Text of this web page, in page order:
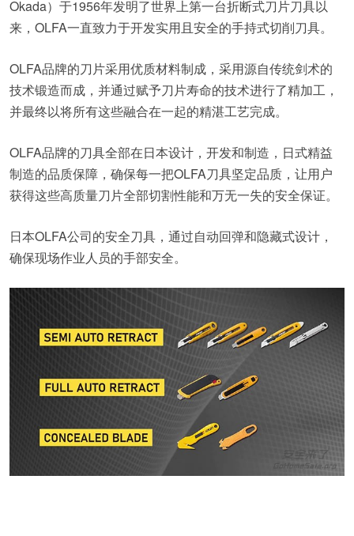
Okada）于1956年发明了世界上第一台折断式刀片刀具以
来，OLFA一直致力于开发实用且安全的手持式切削刀具。
OLFA品牌的刀片采用优质材料制成，采用源自传统剑术的
技术锻造而成，并通过赋予刀片寿命的技术进行了精加工，
并最终以将所有这些融合在一起的精湛工艺完成。
OLFA品牌的刀具全部在日本设计，开发和制造，日式精益
制造的品质保障，确保每一把OLFA刀具坚定品质，让用户
获得这些高质量刀片全部切割性能和万无一失的安全保证。
日本OLFA公司的安全刀具，通过自动回弹和隐藏式设计，
确保现场作业人员的手部安全。